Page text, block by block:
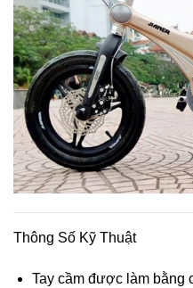
Thông Số Kỹ Thuật
Tay cầm được làm bằng